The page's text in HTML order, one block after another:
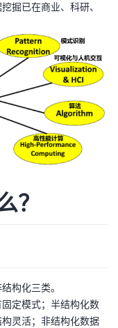
掘已在商业、科研、
？
构化三类。
定模式；半结构化数
灵活；非结构化数据